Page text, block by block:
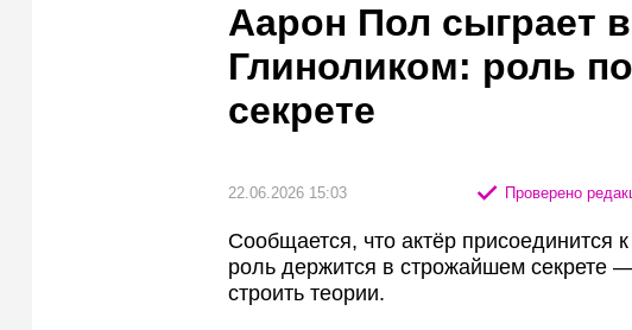
Аарон Пол сыграет
Глиноликом: роль
секрете
22.06.2026 15:03 Проверено
Сообщается, что актёр присоединится
роль держится в строжайшем секрете
строить теории.